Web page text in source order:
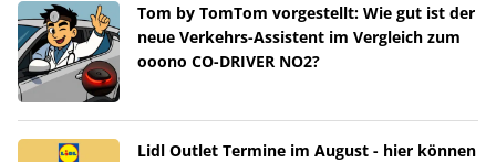
Tom by TomTom vorgestellt: Wie gut ist der
neue Verkehrs-Assistent im Vergleich zum
ooono CO-DRIVER NO2?
Lidl Outlet Termine im August - hier können